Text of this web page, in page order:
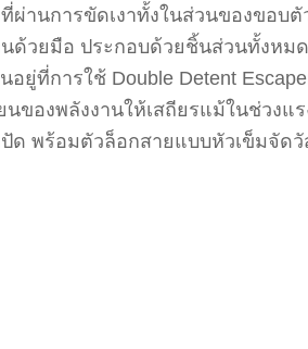
ผ่านการขัดเงาทั้งในส่วนของขอบ
ด้วยมือ ประกอบด้วยชิ้นส่วนทั้งห
ยู่ที่การใช้ Double Detent
ของพลังงานให้เสถียรแม้ในช่วง
ด พร้อมตัวล็อกสายแบบหัวเข็มจัดวั